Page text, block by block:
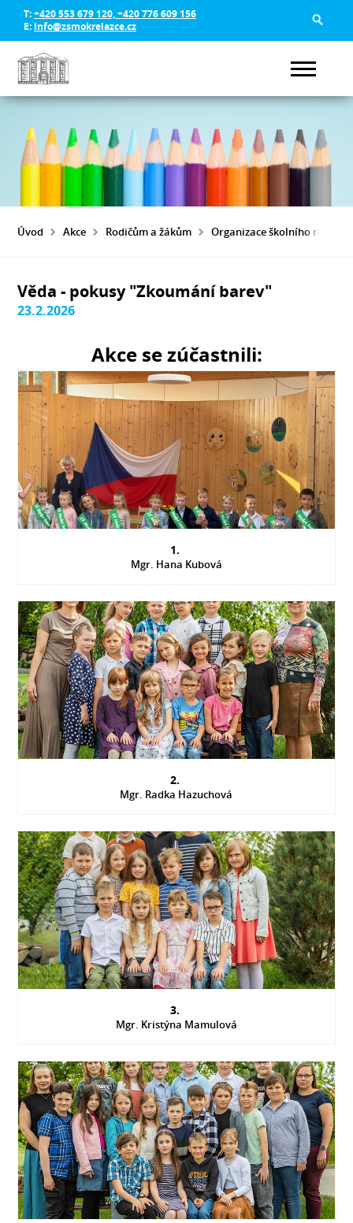
T:+420 553 679 120, +420 776 609 156
E: info@zsmokrelazce.cz
Úvod Akce Rodičům a žákům Organizace školního roku
Věda - pokusy "Zkoumání barev"
23.2.2026
Akce se zúčastnili:
1.
Mgr. Hana Kubová
2.
Mgr. Radka Hazuchová
3.
Mgr. Kristýna Mamulová